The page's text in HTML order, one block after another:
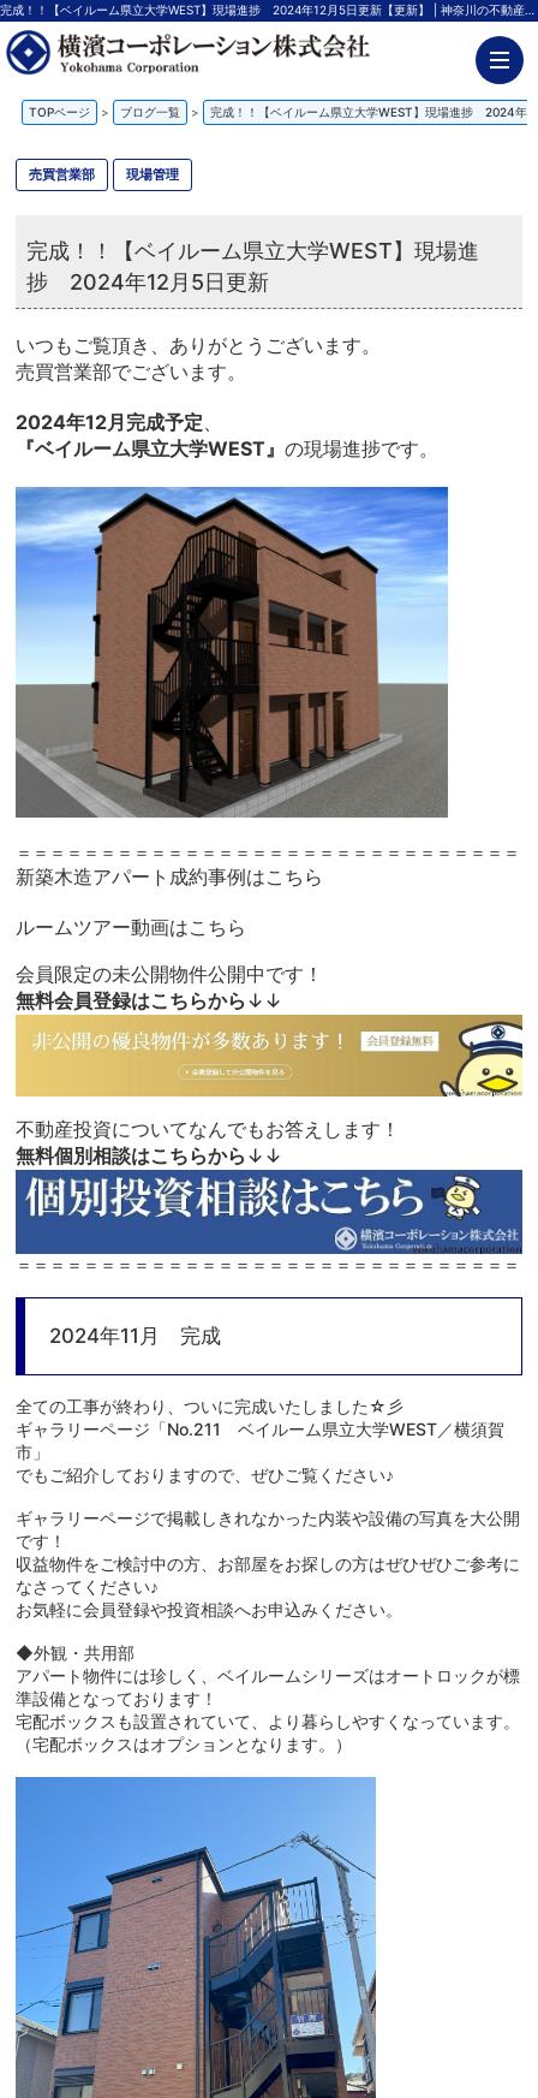
完成！！【ベイルーム県立大学WEST】現場進捗 2024年12月5日更新【更新】 | 神奈川の不動産投資、新築アパート経営は横濱コーポレーション
TOPページ > ブログ一覧 > 完成！！【ベイルーム県立大学WEST】現場進捗 2024年
売買営業部 現場管理
完成！！【ベイルーム県立大学WEST】現場進
捗 2024年12月5日更新
いつもご覧頂き、ありがとうございます。
売買営業部でございます。
2024年12月完成予定、
『ベイルーム県立大学WEST』の現場進捗です。
＝＝＝＝＝＝＝＝＝＝＝＝＝＝＝＝＝＝＝＝＝＝＝＝＝＝＝＝＝＝
新築木造アパート成約事例はこちら
ルームツアー動画はこちら
会員限定の未公開物件公開中です！
無料会員登録はこちらから ↓↓
不動産投資についてなんでもお答えします！
無料個別相談はこちらから ↓↓
＝＝＝＝＝＝＝＝＝＝＝＝＝＝＝＝＝＝＝＝＝＝＝＝＝＝＝＝＝＝
2024年11月 完成
全ての工事が終わり、ついに完成いたしました☆彡
ギャラリーページ「No.211 ベイルーム県立大学WEST／横須賀
市」
でもご紹介しておりますので、ぜひご覧ください♪
ギャラリーページで掲載しきれなかった内装や設備の写真を大公開
です！
収益物件をご検討中の方、お部屋をお探しの方はぜひぜひご参考に
なさってください♪
お気軽に会員登録や投資相談へお申込みください。
◆外観・共用部
アパート物件には珍しく、ベイルームシリーズはオートロックが標
準設備となっております！
宅配ボックスも設置されていて、より暮らしやすくなっています。
（宅配ボックスはオプションとなります。）